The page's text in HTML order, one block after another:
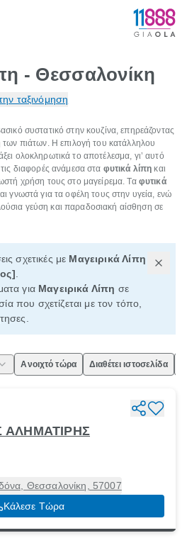
- Θεσσαλονίκη
ταξινόμηση
συστατικό στην κουζίνα, επηρεάζοντας
πιάτων. Η επιλογή του κατάλληλου
ολοκληρωτικά το αποτέλεσμα, γι’ αυτό
διαφορές ανάμεσα στα φυτικά λίπη και
χρήση τους στο μαγείρεμα. Τα φυτικά
γνωστά για τα οφέλη τους στην υγεία, ενώ
γεύση και παραδοσιακή αίσθηση σε
σχετικές με Μαγειρικά Λίπη
για Μαγειρικά Λίπη σε
που σχετίζεται με τον τόπο,
Ανοιχτό τώρα Διαθέτει ιστοσελίδα
ΑΛΗΜΑΤΙΡΗΣ
Θεσσαλονίκη, 57007
Κάλεσε Τώρα